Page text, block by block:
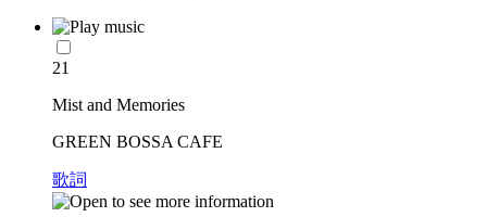
21
Mist and Memories
GREEN BOSSA CAFE
歌詞